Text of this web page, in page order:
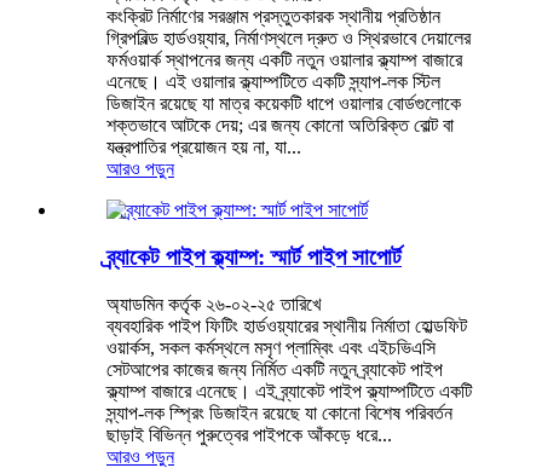
কংক্রিট নির্মাণের সরঞ্জাম প্রস্তুতকারক স্থানীয় প্রতিষ্ঠান
গ্রিপবিল্ড হার্ডওয়্যার, নির্মাণস্থলে দ্রুত ও স্থিরভাবে দেয়ালের
ফর্মওয়ার্ক স্থাপনের জন্য একটি নতুন ওয়ালার ক্ল্যাম্প বাজারে
এনেছে। এই ওয়ালার ক্ল্যাম্পটিতে একটি স্ন্যাপ-লক স্টিল
ডিজাইন রয়েছে যা মাত্র কয়েকটি ধাপে ওয়ালার বোর্ডগুলোকে
শক্তভাবে আটকে দেয়; এর জন্য কোনো অতিরিক্ত বোল্ট বা
যন্ত্রপাতির প্রয়োজন হয় না, যা...
আরও পড়ুন
ব্র্যাকেট পাইপ ক্ল্যাম্প: স্মার্ট পাইপ সাপোর্ট
অ্যাডমিন কর্তৃক ২৬-০২-২৫ তারিখে
ব্যবহারিক পাইপ ফিটিং হার্ডওয়্যারের স্থানীয় নির্মাতা হোল্ডফিট
ওয়ার্কস, সকল কর্মস্থলে মসৃণ প্লাম্বিং এবং এইচভিএসি
সেটআপের কাজের জন্য নির্মিত একটি নতুন ব্র্যাকেট পাইপ
ক্ল্যাম্প বাজারে এনেছে। এই ব্র্যাকেট পাইপ ক্ল্যাম্পটিতে একটি
স্ন্যাপ-লক স্প্রিং ডিজাইন রয়েছে যা কোনো বিশেষ পরিবর্তন
ছাড়াই বিভিন্ন পুরুত্বের পাইপকে আঁকড়ে ধরে...
আরও পড়ুন